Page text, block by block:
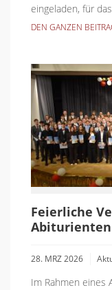
eingeladen, für
DEN GANZEN
Feierliche
Abiturienten
28. MRZ 2026
Im Rahmen eines